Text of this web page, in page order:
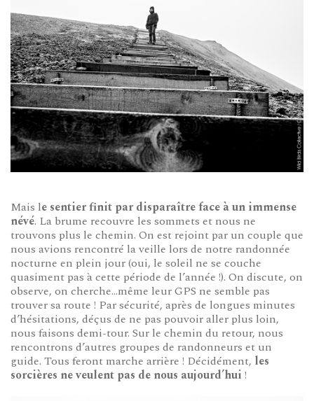
Mais le sentier finit par disparaître face à un immense
névé. La brume recouvre les sommets et nous ne
trouvons plus le chemin. On est rejoint par un couple que
nous avions rencontré la veille lors de notre randonnée
nocturne en plein jour (oui, le soleil ne se couche
quasiment pas à cette période de l’année !). On discute, on
observe, on cherche…même leur GPS ne semble pas
trouver sa route ! Par sécurité, après de longues minutes
d’hésitations, déçus de ne pas pouvoir aller plus loin,
nous faisons demi-tour. Sur le chemin du retour, nous
rencontrons d’autres groupes de randonneurs et un
guide. Tous feront marche arrière ! Décidément, les
sorcières ne veulent pas de nous aujourd’hui !